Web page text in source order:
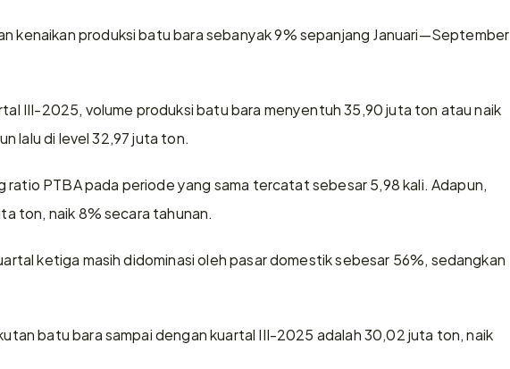
kenaikan produksi batu bara sebanyak 9% sepanjang Januari—September
III-2025, volume produksi batu bara menyentuh 35,90 juta ton atau naik
lalu di level 32,97 juta ton.
ratio PTBA pada periode yang sama tercatat sebesar 5,98 kali. Adapun,
ton, naik 8% secara tahunan.
ketiga masih didominasi oleh pasar domestik sebesar 56%, sedangkan
batu bara sampai dengan kuartal III-2025 adalah 30,02 juta ton, naik